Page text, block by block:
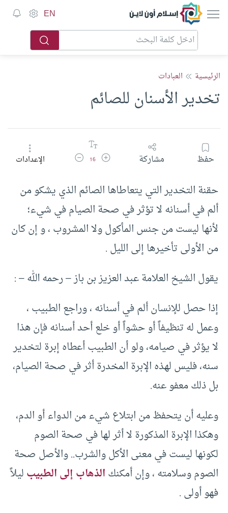
إسلام أون لاين EN
الرئيسية العبادات
تخدير الأسنان للصائم
حفظ مشاركة زيادة حجم الخط
16 تقليل حجم الخطالإعدادات
حقنة التخدير التي يتعاطاها الصائم الذي يشكو من
ألم في أسنانه لا تؤثر في صحة الصيام في شيء؛
لأنها ليست من جنس المأكول ولا المشروب ، و إن كان
من الأولى تأخيرها إلى الليل .
يقول الشيخ العلامة عبد العزيز بن باز – رحمه الله – :
إذا حصل للإنسان ألم في أسنانه ، وراجع الطبيب ،
وعمل له تنظيفاً أو حشواً أو خلع أحد أسنانه فإن هذا
لا يؤثر في صيامه، ولو أن الطبيب أعطاه إبرة لتخدير
سنه، فليس لهذه الإبرة المخدرة أثر في صحة الصيام،
بل ذلك معفو عنه.
وعليه أن يتحفظ من ابتلاع شيء من الدواء أو الدم،
وهكذا الإبرة المذكورة لا أثر لها في صحة الصوم
لكونها ليست في معنى الأكل والشرب.. والأصل صحة
الصوم وسلامته ، وإن أمكنكالذهاب إلى الطبيبليلاً
فهو أولى .